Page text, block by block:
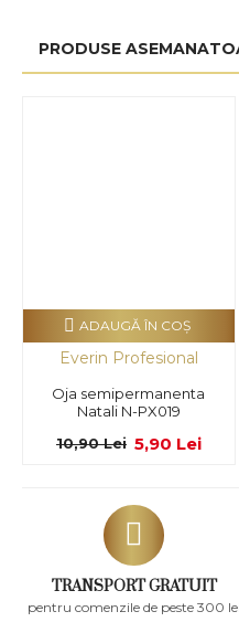
TRANSPORT GRATUIT
pentru comenzile de peste 300 lei
PRODUSE
Everin Profesional
Oja semipermanenta
Natali N-PX019
5,90 Lei
10,90 Lei
ADAUGĂ ÎN COŞ